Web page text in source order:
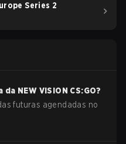
Series 2
da NEW VISION CS:GO?
futuras agendadas no